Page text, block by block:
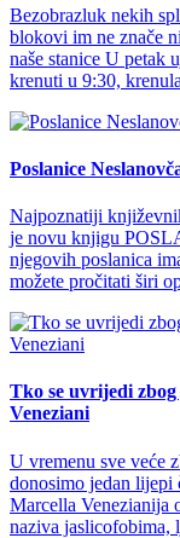
Bezobrazluk nekih
blokovi im ne znače
naše stanice U petak
krenuti u 9:30,
Poslanice
Najpoznatiji
je novu knjigu
njegovih poslanica
možete pročitati širi
Tko se uvrijedi
Veneziani
U vremenu sve veće
donosimo jedan lijepi
Marcella Venezianija
naziva jaslicofobima,